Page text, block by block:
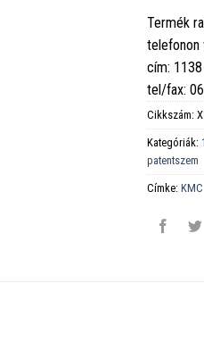
Termék
telefonon
cím:
tel/fax:
Cikkszám:
Kategóriák:
patentszem
Címke:KMC